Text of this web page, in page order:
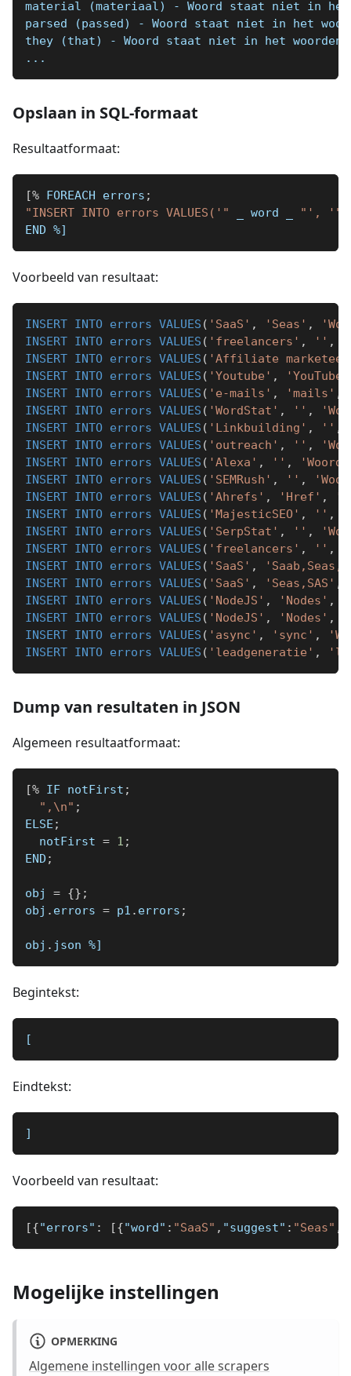
material (materiaal) - Woord staat niet in het
parsed (passed) - Woord staat niet in het
they (that) - Woord staat niet in het
...
Opslaan in SQL-formaat
Resultaatformaat:
[% FOREACH errors ;
"INSERT INTO errors VALUES('"
word "', '"
END %]
Voorbeeld van resultaat:
INSERT INTO errors VALUES ( 'SaaS' , 'Seas' ,
INSERT INTO errors VALUES ( 'freelancers' , '' ,
INSERT INTO errors VALUES ( 'Affiliate
INSERT INTO errors VALUES ( 'Youtube' , 'YouTube'
INSERT INTO errors VALUES ( 'e-mails' , 'mails' ,
INSERT INTO errors VALUES ( 'WordStat' , '' ,
INSERT INTO errors VALUES ( 'Linkbuilding' , '' ,
INSERT INTO errors VALUES ( 'outreach' , '' ,
INSERT INTO errors VALUES ( 'Alexa' , '' ,
INSERT INTO errors VALUES ( 'SEMRush' , '' ,
INSERT INTO errors VALUES ( 'Ahrefs' , 'Href' ,
INSERT INTO errors VALUES ( 'MajesticSEO' , '' ,
INSERT INTO errors VALUES ( 'SerpStat' , '' ,
INSERT INTO errors VALUES ( 'freelancers' , '' ,
INSERT INTO errors VALUES ( 'SaaS' ,
INSERT INTO errors VALUES ( 'SaaS' , 'Seas,SAS' ,
INSERT INTO errors VALUES ( 'NodeJS' , 'Nodes' ,
INSERT INTO errors VALUES ( 'NodeJS' , 'Nodes' ,
INSERT INTO errors VALUES ( 'async' , 'sync' ,
INSERT INTO errors VALUES ( 'leadgeneratie' ,
Dump van resultaten in JSON
Algemeen resultaatformaat:
[% IF notFirst ;
",\n" ;
ELSE ;
  notFirst
= 1 ;
END ;
obj = {} ;
obj . errors = p1 . errors ;
obj . json %]
Begintekst:
[
Eindtekst:
]
Voorbeeld van resultaat:
[{"errors" : [{"word" : "SaaS" , "suggest" : "Seas" ,
Mogelijke instellingen
OPMERKING
Algemene instellingen voor alle scrapers